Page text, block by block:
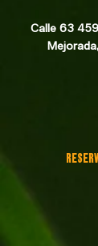
Calle 63